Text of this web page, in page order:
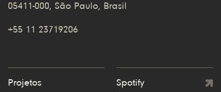
05411-000, São Paulo, Brasil
+55 11 23719206
Projetos
Spotify